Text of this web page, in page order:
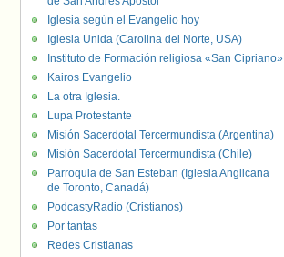
Iglesia según el Evangelio hoy
Iglesia Unida (Carolina del Norte, USA)
Instituto de Formación religiosa «San Cipriano»
Kairos Evangelio
La otra Iglesia.
Lupa Protestante
Misión Sacerdotal Tercermundista (Argentina)
Misión Sacerdotal Tercermundista (Chile)
Parroquia de San Esteban (Iglesia Anglicana
de Toronto, Canadá)
PodcastyRadio (Cristianos)
Por tantas
Redes Cristianas